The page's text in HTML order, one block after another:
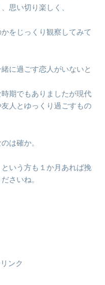
思い切り楽しく、
をじっくり観察してみて
に過ごす恋人がいないと
期でもありましたが現代
人とゆっくり過ごすもの
は確か。
いう方も１か月あれば挽
さいね。
ンク